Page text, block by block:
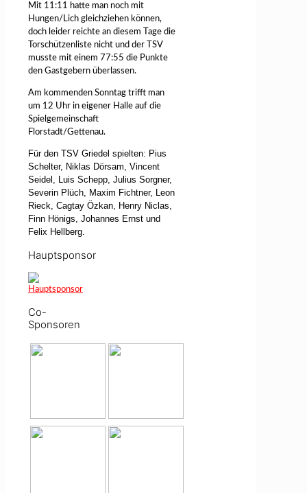
Mit 11:11 hatte man noch mit
Hungen/Lich gleichziehen können,
doch leider reichte an diesem Tage die
Torschützenliste nicht und der TSV
musste mit einem 77:55 die Punkte
den Gastgebern überlassen.
Am kommenden Sonntag trifft man
um 12 Uhr in eigener Halle auf die
Spielgemeinschaft
Florstadt/Gettenau.
Für den TSV Griedel spielten: Pius
Schelter, Niklas Dörsam, Vincent
Seidel, Luis Schepp, Julius Sorgner,
Severin Plüch, Maxim Fichtner, Leon
Rieck, Cagtay Özkan, Henry Niclas,
Finn Hönigs, Johannes Ernst und
Felix Hellberg.
Hauptsponsor
Co-
Sponsoren